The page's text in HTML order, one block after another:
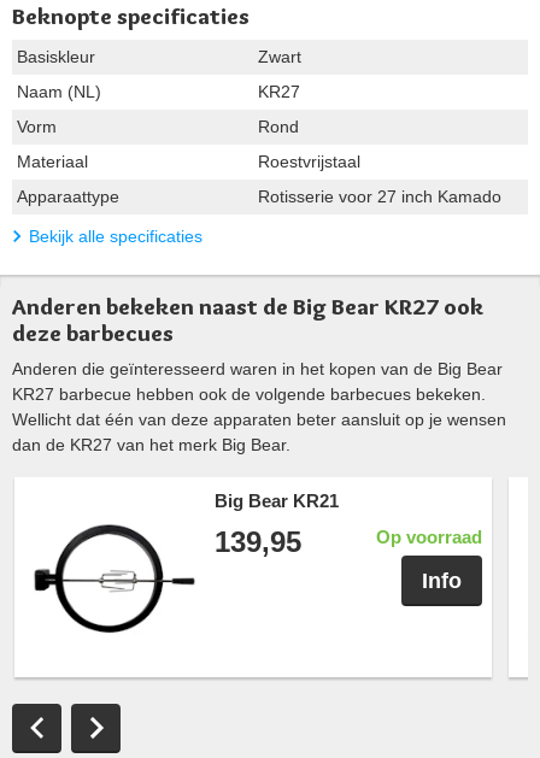
Beknopte specificaties
Basiskleur
Zwart
Naam (NL)
KR27
Vorm
Rond
Materiaal
Roestvrijstaal
Apparaattype
Rotisserie voor 27 inch Kamado
Bekijk alle specificaties
Anderen bekeken naast de Big Bear KR27 ook
deze barbecues
Anderen die geïnteresseerd waren in het kopen van de Big Bear
KR27 barbecue hebben ook de volgende barbecues bekeken.
Wellicht dat één van deze apparaten beter aansluit op je wensen
dan de KR27 van het merk Big Bear.
Big Bear KR21
139,95 Op voorraad
Info